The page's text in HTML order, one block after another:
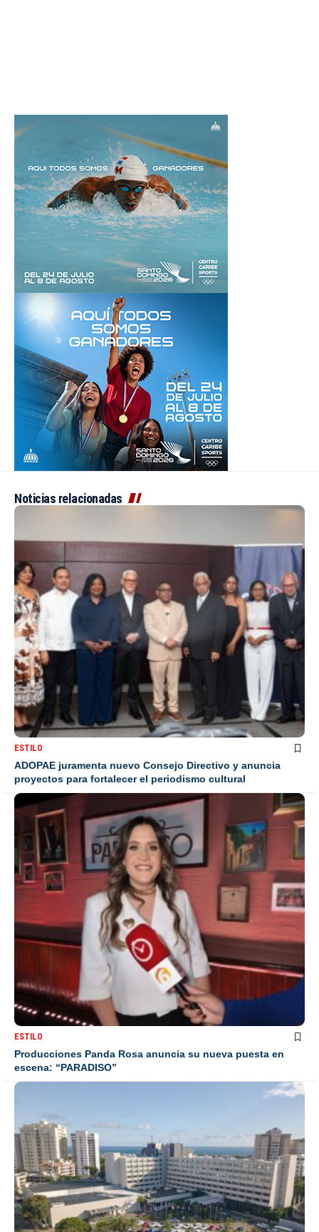
Noticias relacionadas
ESTILO
ADOPAE juramenta nuevo Consejo Directivo y anuncia
proyectos para fortalecer el periodismo cultural
ESTILO
Producciones Panda Rosa anuncia su nueva puesta en
escena: “PARADISO”